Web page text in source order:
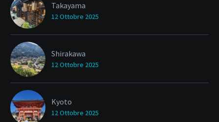
Takayama
12 Ottobre 2025
Shirakawa
12 Ottobre 2025
Kyoto
12 Ottobre 2025